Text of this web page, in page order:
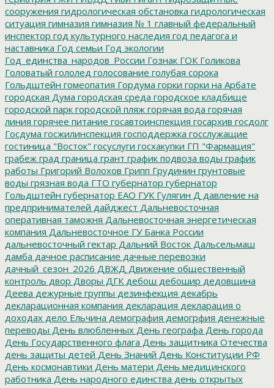
сооружения гидрологическая обстановка гидрологическая
ситуация гимназия гимназия № 1 главный федеральный
инспектор год культурного наследия год педагога и
наставника Год семьи Год экологии
Год_единства_народов_России Гознак ГОК Голикова
Головатый гололед голосование голубая сорока
Гольдштейн гомеопатия Гордума горки горки на Арбате
городская Дума городская среда городское кладбище
городской парк городской пляж горячая вода горячая
линия горячее питание госавтоинспекция госархив госдолг
Госдума госжилинспекция господдержка госслужащие
гостиница "Восток" госуслуги госхакупки ГП "Фармация"
грабеж град граница грант график подвоза воды график
работы Григорий Волохов Грипп Грудинин грунтовые
воды грязная вода ГТО губернатор губернатор
Гольдштейн губернатор ЕАО ГУК Гулягин Д давление на
предпринимателей дайджест Дальневосточная
оперативная таможня Дальневосточная энергетическая
компания Дальневосточное ГУ Банка России
дальневосточный гектар Дальний Восток Дальсельмаш
дамба дачное расписание дачные перевозки
дачный_сезон_2026 ДВЖД Движение общественный
контроль двор Дворы ДГК дебош дебошир дедовщина
Деева дежурные группы дезинфекция декабрь
декларационная компания декларация декларация о
доходах дело Ельчина демография демогрфия денежные
переводы День влюбленных День географа День города
День Государственного флага День защитника Отечества
день защиты детей День Знаний День Конституции РФ
День космонавтики День матери День медицинского
работника День народного единства день открытых